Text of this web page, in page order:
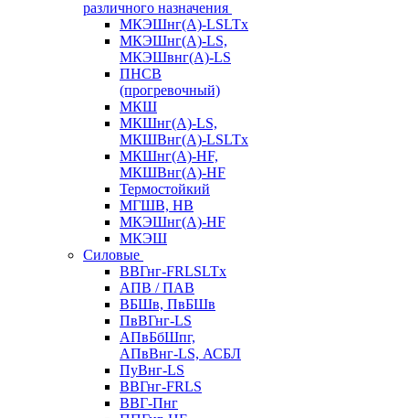
различного назначения
МКЭШнг(А)-LSLTx
МКЭШнг(А)-LS,
МКЭШвнг(А)-LS
ПНСВ
(прогревочный)
МКШ
МКШнг(А)-LS,
МКШВнг(А)-LSLTx
МКШнг(А)-HF,
МКШВнг(А)-HF
Термостойкий
МГШВ, НВ
МКЭШнг(А)-HF
МКЭШ
Силовые
ВВГнг-FRLSLTx
АПВ / ПАВ
ВБШв, ПвБШв
ПвВГнг-LS
АПвБбШпг,
АПвВнг-LS, АСБЛ
ПуВнг-LS
ВВГнг-FRLS
ВВГ-Пнг